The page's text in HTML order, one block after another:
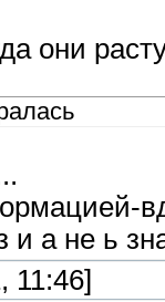
они
и а не ь
11:46]